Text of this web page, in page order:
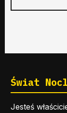
Świat
Jesteś